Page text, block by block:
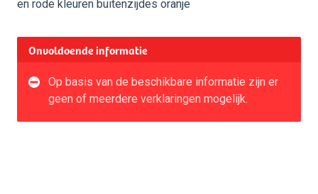
en rode kleuren buitenzijdes oranje
Onvoldoende informatie
Op basis van de beschikbare informatie zijn er
geen of meerdere verklaringen mogelijk.